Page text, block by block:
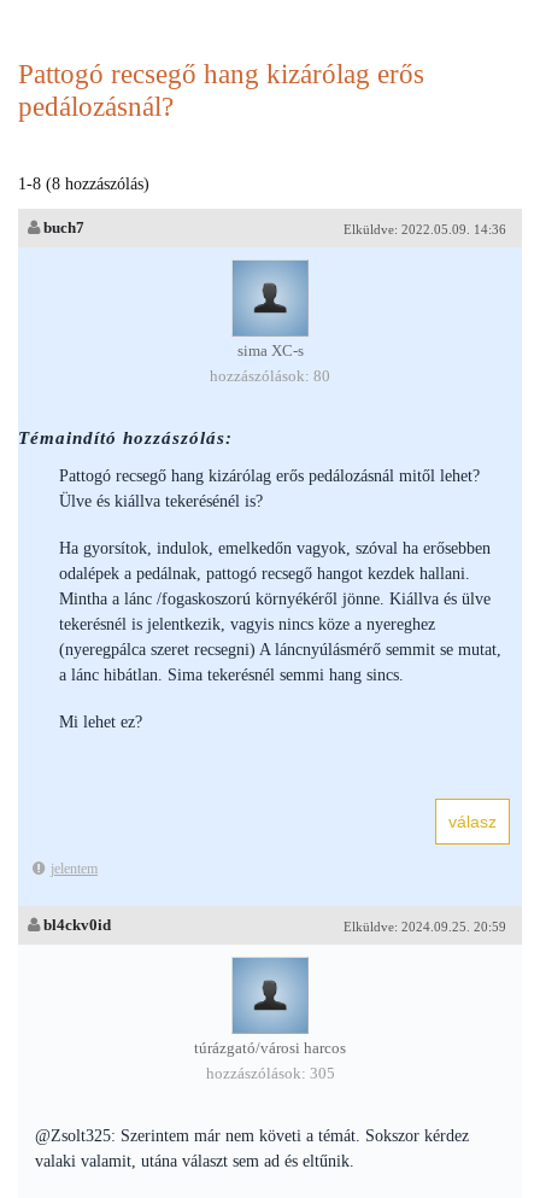
Pattogó recsegő hang kizárólag erős
pedálozásnál?
1-8 (8 hozzászólás)
Elküldve: 2022.05.09. 14:36
buch7
sima XC-s
hozzászólások: 80
Témaindító hozzászólás:
Pattogó recsegő hang kizárólag erős pedálozásnál mitől lehet?
Ülve és kiállva tekerésénél is?
Ha gyorsítok, indulok, emelkedőn vagyok, szóval ha erősebben
odalépek a pedálnak, pattogó recsegő hangot kezdek hallani.
Mintha a lánc /fogaskoszorú környékéről jönne. Kiállva és ülve
tekerésnél is jelentkezik, vagyis nincs köze a nyereghez
(nyeregpálca szeret recsegni) A láncnyúlásmérő semmit se mutat,
a lánc hibátlan. Sima tekerésnél semmi hang sincs.
Mi lehet ez?
jelentem
Elküldve: 2024.09.25. 20:59
bl4ckv0id
túrázgató/városi harcos
hozzászólások: 305
@Zsolt325: Szerintem már nem követi a témát. Sokszor kérdez
valaki valamit, utána választ sem ad és eltűnik.